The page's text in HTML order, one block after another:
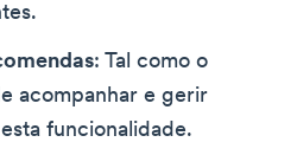
: Tal como o
acompanhar e gerir
funcionalidade.